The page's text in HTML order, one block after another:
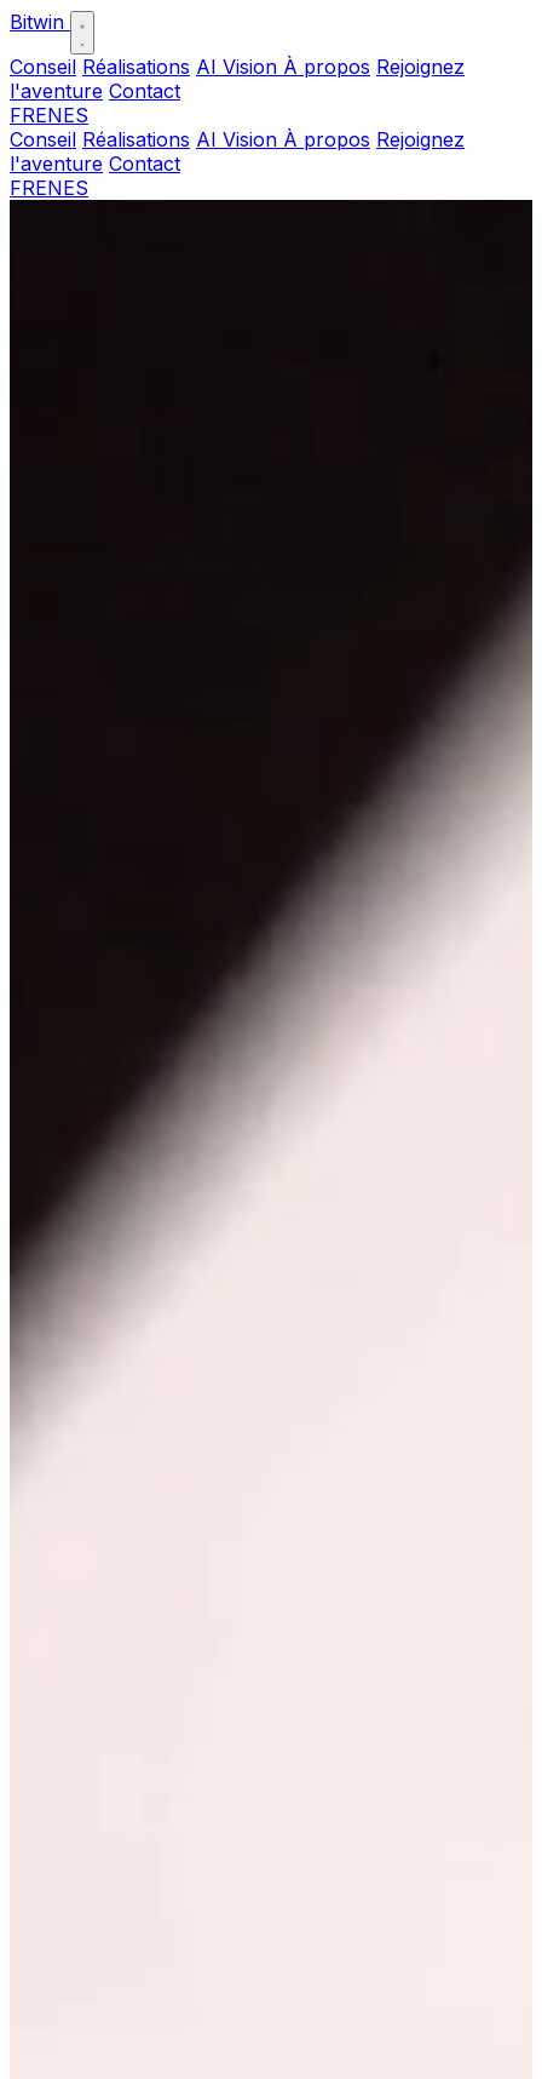
Bitwin
Conseil Réalisations AI Vision À propos Rejoignez
l'aventure Contact
FRENES
Conseil Réalisations AI Vision À propos Rejoignez
l'aventure Contact
FRENES